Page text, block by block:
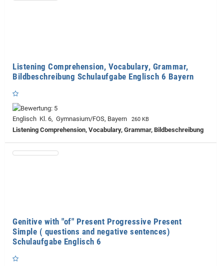
Listening Comprehension, Vocabulary, Grammar,
Bildbeschreibung Schulaufgabe Englisch 6 Bayern
Englisch Kl. 6, Gymnasium/FOS, Bayern 260 KB
Listening Comprehension, Vocabulary, Grammar, Bildbeschreibung
Genitive with "of" Present Progressive Present
Simple ( questions and negative sentences)
Schulaufgabe Englisch 6